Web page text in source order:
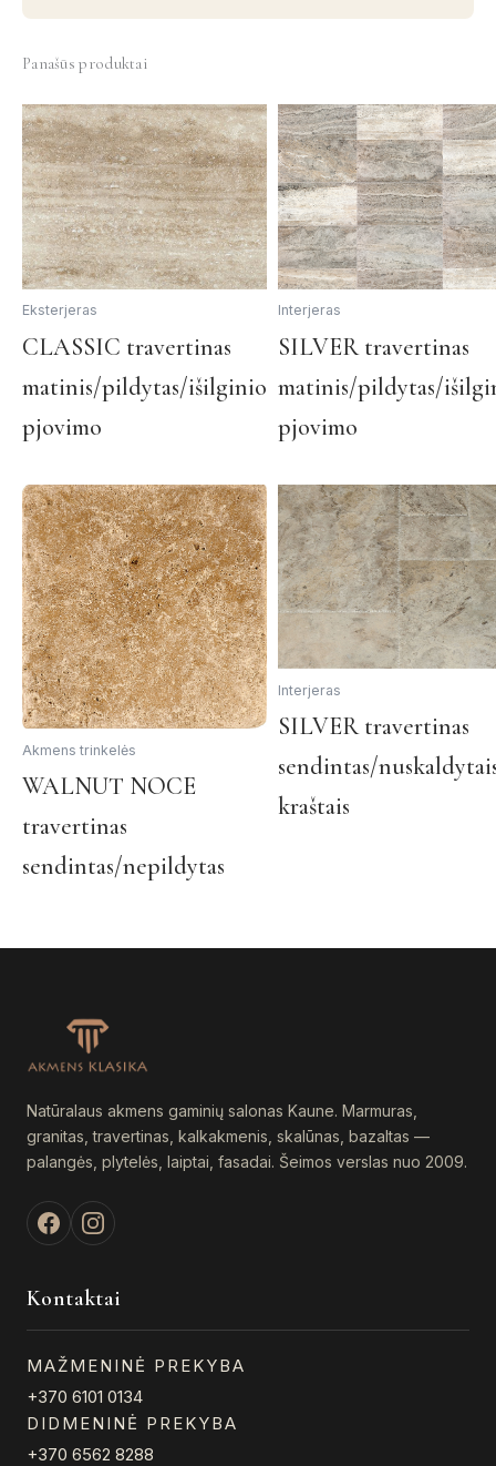
Panašūs produktai
Eksterjeras
CLASSIC travertinas
matinis/pildytas/išilginio
pjovimo
This
has
multiple
variants.
options
may
be
chosen
on
the
product
page
Interjeras
SILVER travertinas
matinis/pildytas/
pjovimo
Akmens trinkelės
WALNUT NOCE
travertinas
sendintas/nepildytas
This
product
Interjeras
SILVER travertinas
sendintas/
kraštais
Natūralaus akmens gaminių salonas Kaune. Marmuras,
granitas, travertinas, kalkakmenis, skalūnas, bazaltas —
palangės, plytelės, laiptai, fasadai. Šeimos verslas nuo 2009.
Kontaktai
MAŽMENINĖ PREKYBA
+370 6101 0134
DIDMENINĖ PREKYBA
+370 6562 8288